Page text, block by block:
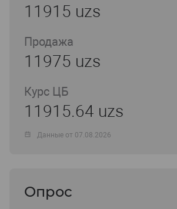
11915 uzs
Продажа
11975 uzs
Курс ЦБ
11915.64 uzs
Данные от 07.08.2026
Опрос